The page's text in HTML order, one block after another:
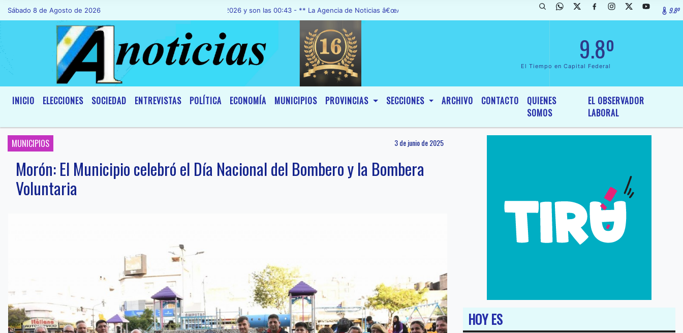
Sábado 8 de Agosto de 2026Hoy es Sábado 8 de Agosto de 2026 y son las 00:43 - ** La Agencia de Noticias â€œA1 Noticiasâ€, fue declarada de InterÃ©s General y Legislativo, por Ordenanza NÂº 6236/19 del 9.8º
9.8º
El Tiempo en Capital Federal
INICIO ELECCIONES SOCIEDAD ENTREVISTAS POLÍTICA ECONOMÍA MUNICIPIOS PROVINCIAS SECCIONES ARCHIVO CONTACTO
QUIENES
SOMOS
EL OBSERVADOR
LABORAL
MUNICIPIOS 3 de junio de 2025
Morón: El Municipio celebró el Día Nacional del Bombero y la Bombera
Voluntaria
HOY ES